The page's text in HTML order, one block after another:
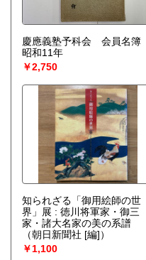
慶應義塾予科会 会員名簿
昭和11年
￥2,750
知られざる「御用絵師の世
界」展 : 徳川将軍家・御三
家・諸大名家の美の系譜
（朝日新聞社 [編]）
￥1,100